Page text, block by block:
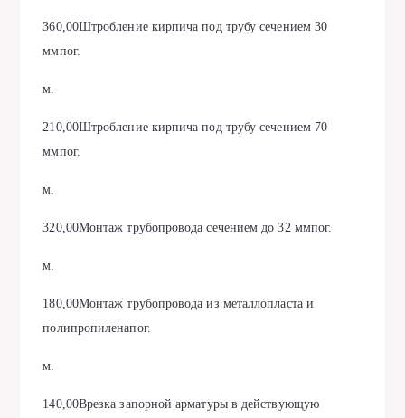
360,00Штробление кирпича под трубу сечением 30
ммпог.
м.
210,00Штробление кирпича под трубу сечением 70
ммпог.
м.
320,00Монтаж трубопровода сечением до 32 ммпог.
м.
180,00Монтаж трубопровода из металлопласта и
полипропиленапог.
м.
140,00Врезка запорной арматуры в действующую